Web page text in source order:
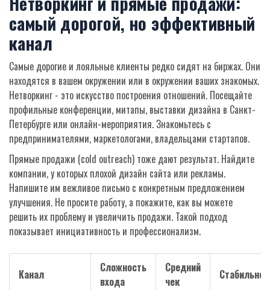
самый дорогой, но эффективный
канал
Самые дорогие и лояльные клиенты редко сидят на биржах. Они
находятся в вашем окружении или в окружении ваших знакомых.
Нетворкинг - это искусство построения отношений. Посещайте
профильные конференции, митапы, выставки дизайна в Санкт-
Петербурге или онлайн-мероприятия. Знакомьтесь с
предпринимателями, маркетологами, владельцами стартапов.
Прямые продажи (cold outreach) тоже дают результат. Найдите
компании, у которых плохой дизайн сайта или рекламы.
Напишите им вежливое письмо с конкретным предложением
улучшения. Не просите работу, а покажите, как вы можете
решить их проблему и увеличить продажи. Такой подход
показывает инициативность и профессионализм.
Канал
Сложность
входа
Средний
чек